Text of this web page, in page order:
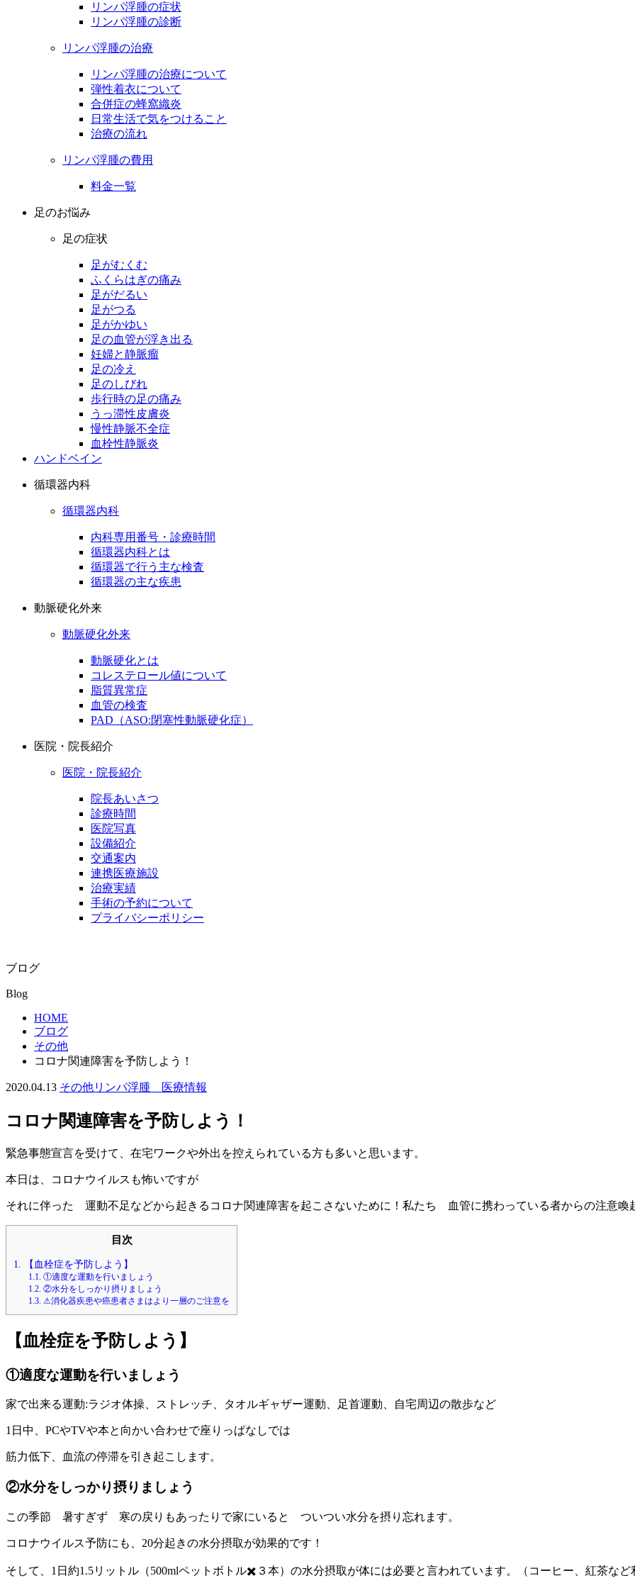
リンパ浮腫の症状
リンパ浮腫の診断
リンパ浮腫の治療
リンパ浮腫の治療について
弾性着衣について
合併症の蜂窩織炎
日常生活で気をつけること
治療の流れ
リンパ浮腫の費用
料金一覧
足のお悩み
足の症状
足がむくむ
ふくらはぎの痛み
足がだるい
足がつる
足がかゆい
足の血管が浮き出る
妊婦と静脈瘤
足の冷え
足のしびれ
歩行時の足の痛み
うっ滞性皮膚炎
慢性静脈不全症
血栓性静脈炎
ハンドベイン
循環器内科
循環器内科
内科専用番号・診療時間
循環器内科とは
循環器で行う主な検査
循環器の主な疾患
動脈硬化外来
動脈硬化外来
動脈硬化とは
コレステロール値について
脂質異常症
血管の検査
PAD（ASO:閉塞性動脈硬化症）
医院・院長紹介
医院・院長紹介
院長あいさつ
診療時間
医院写真
設備紹介
交通案内
連携医療施設
治療実績
手術の予約について
プライバシーポリシー
ブログ
Blog
HOME
ブログ
その他
コロナ関連障害を予防しよう！
2020.04.13 その他リンパ浮腫 医療情報
コロナ関連障害を予防しよう！
緊急事態宣言を受けて、在宅ワークや外出を控えられている方も多いと思います。
本日は、コロナウイルスも怖いですが
それに伴った 運動不足などから起きるコロナ関連障害を起こさないために！私たち 血管に携わっている者からの注意喚
目次
1. 【血栓症を予防しよう】
1.1. ①適度な運動を行いましょう
1.2. ②水分をしっかり摂りましょう
1.3. ⚠︎消化器疾患や癌患者さまはより一層のご注意を
【血栓症を予防しよう】
①適度な運動を行いましょう
家で出来る運動:ラジオ体操、ストレッチ、タオルギャザー運動、足首運動、自宅周辺の散歩など
1日中、PCやTVや本と向かい合わせで座りっぱなしでは
筋力低下、血流の停滞を引き起こします。
②水分をしっかり摂りましょう
この季節 暑すぎず 寒の戻りもあったりで家にいると ついつい水分を摂り忘れます。
コロナウイルス予防にも、20分起きの水分摂取が効果的です！
そして、1日約1.5リットル（500mlペットボトル✖️３本）の水分摂取が体には必要と言われています。（コーヒー、紅茶な